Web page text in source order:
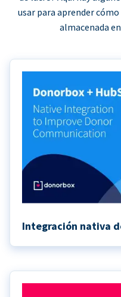
usar para aprender
almacenada
Integración nativa